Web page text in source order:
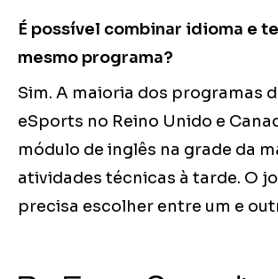
É possível combinar idioma e
mesmo programa?
Sim. A maioria dos programas
eSports no Reino Unido e
módulo de inglês na grade da
atividades técnicas à tarde. O
precisa escolher entre um e